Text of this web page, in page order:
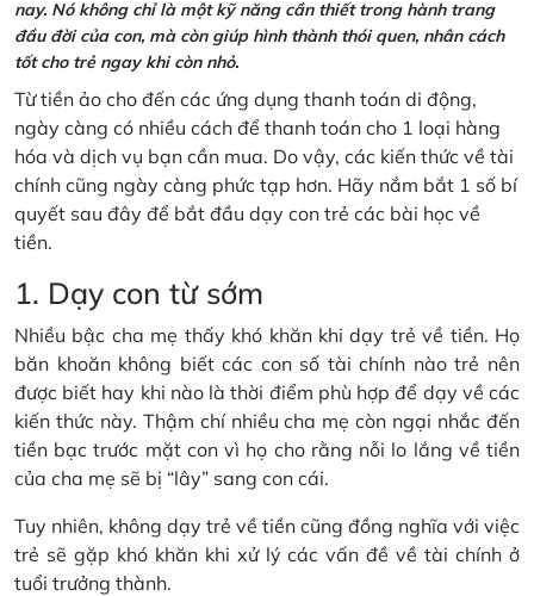
nay. Nó không chỉ là một kỹ năng cần thiết trong hành trang
đầu đời của con, mà còn giúp hình thành thói quen, nhân cách
tốt cho trẻ ngay khi còn nhỏ.
Từ tiền ảo cho đến các ứng dụng thanh toán di động,
ngày càng có nhiều cách để thanh toán cho 1 loại hàng
hóa và dịch vụ bạn cần mua. Do vậy, các kiến thức về tài
chính cũng ngày càng phức tạp hơn. Hãy nắm bắt 1 số bí
quyết sau đây để bắt đầu dạy con trẻ các bài học về
tiền.
1. Dạy con từ sớm
Nhiều bậc cha mẹ thấy khó khăn khi dạy trẻ về tiền. Họ
băn khoăn không biết các con số tài chính nào trẻ nên
được biết hay khi nào là thời điểm phù hợp để dạy về các
kiến thức này. Thậm chí nhiều cha mẹ còn ngại nhắc đến
tiền bạc trước mặt con vì họ cho rằng nỗi lo lắng về tiền
của cha mẹ sẽ bị “lây” sang con cái.
Tuy nhiên, không dạy trẻ về tiền cũng đồng nghĩa với việc
trẻ sẽ gặp khó khăn khi xử lý các vấn đề về tài chính ở
tuổi trưởng thành.